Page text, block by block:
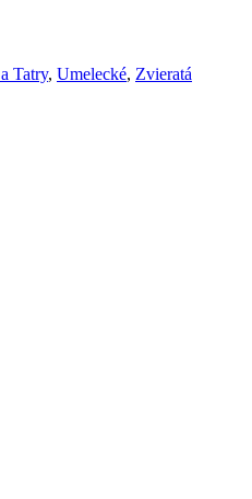
Tatry, Umelecké, Zvieratá